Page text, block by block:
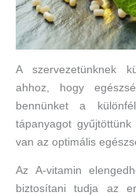
A szervezetünknek
ahhoz, hogy
bennünket a
tápanyagot
van az optimális
Az A-vitamin
biztosítani tudja az